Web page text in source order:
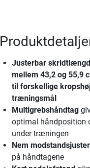
Justerbar
mellem 43,2 og 55,9
til forskellige
træningsmål
Multigrebshåndtag
optimal håndposition
under træningen
Nem
på håndtagene